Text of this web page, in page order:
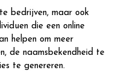
bedrijven, maar ook
die een online
helpen om meer
de naamsbekendheid te
te genereren.